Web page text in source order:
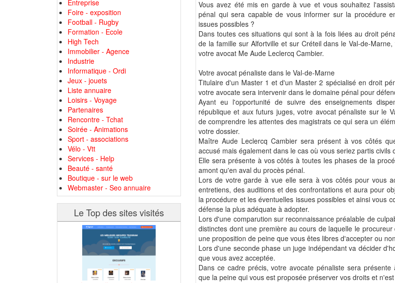
Entreprise
Foire - exposition
Football - Rugby
Formation - Ecole
High Tech
Immobilier - Agence
Industrie
Informatique - Ordi
Jeux - jouets
Liste annuaire
Loisirs - Voyage
Partenaires
Rencontre - Tchat
Soirée - Animations
Sport - associations
Vélo - Vtt
Services - Help
Beauté - santé
Boutique - sur le web
Webmaster - Seo annuaire
Le Top des sites visités
Vous avez été mis en garde à vue et vous souhaitez
pénal qui sera capable de vous informer sur la procédure
issues possibles ?
Dans toutes ces situations qui sont à la fois liées au droit
de la famille sur Alfortville et sur Créteil dans le Val-de-
votre avocat Me Aude Leclercq Cambier.
Votre avocat pénaliste dans le Val-de-Marne
Titulaire d'un Master 1 et d'un Master 2 spécialisé en droit
votre avocate sera intervenir dans le domaine pénal pour
Ayant eu l'opportunité de suivre des enseignements
république et aux futurs juges, votre avocat pénaliste sur le
de comprendre les attentes des magistrats ce qui sera un
votre dossier.
Maître Aude Leclercq Cambier sera présent à vos côtés
accusé mais également dans le cas où vous seriez partis civils
Elle sera présente à vos côtés à toutes les phases de la
amont qu'en aval du procès pénal.
Lors de votre garde à vue elle sera à vos côtés pour vous
entretiens, des auditions et des confrontations et aura pour
la procédure et les éventuelles issues possibles et ainsi vous
défense la plus adéquate à adopter.
Lors d'une comparution sur reconnaissance préalable de
distinctes dont une première au cours de laquelle le
une proposition de peine que vous êtes libres d'accepter ou
Lors d'une seconde phase un juge indépendant va décider
que vous avez acceptée.
Dans ce cadre précis, votre avocate pénaliste sera
que la peine qui vous est proposée préserver vos droits et